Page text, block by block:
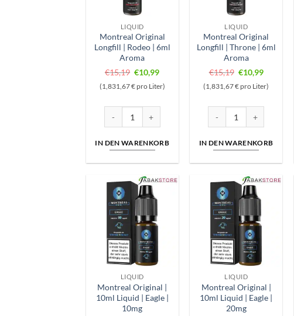
LIQUID
Montreal Original
Longfill | Rodeo | 6ml
Aroma
€15,19 Ursprünglicher
Preis
€10,99Aktueller
Preis
(1,831,67 € pro Liter)
IN DEN WARENKORB
LIQUID
Montreal Original
Longfill | Throne | 6ml
Aroma
€15,19 Ursprünglicher
Preis
€10,99Aktueller
Preis
(1,831,67 € pro Liter)
IN DEN WARENKORB
LIQUID
Montreal Original |
10ml Liquid | Eagle |
10mg
LIQUID
Montreal Original |
10ml Liquid | Eagle |
20mg